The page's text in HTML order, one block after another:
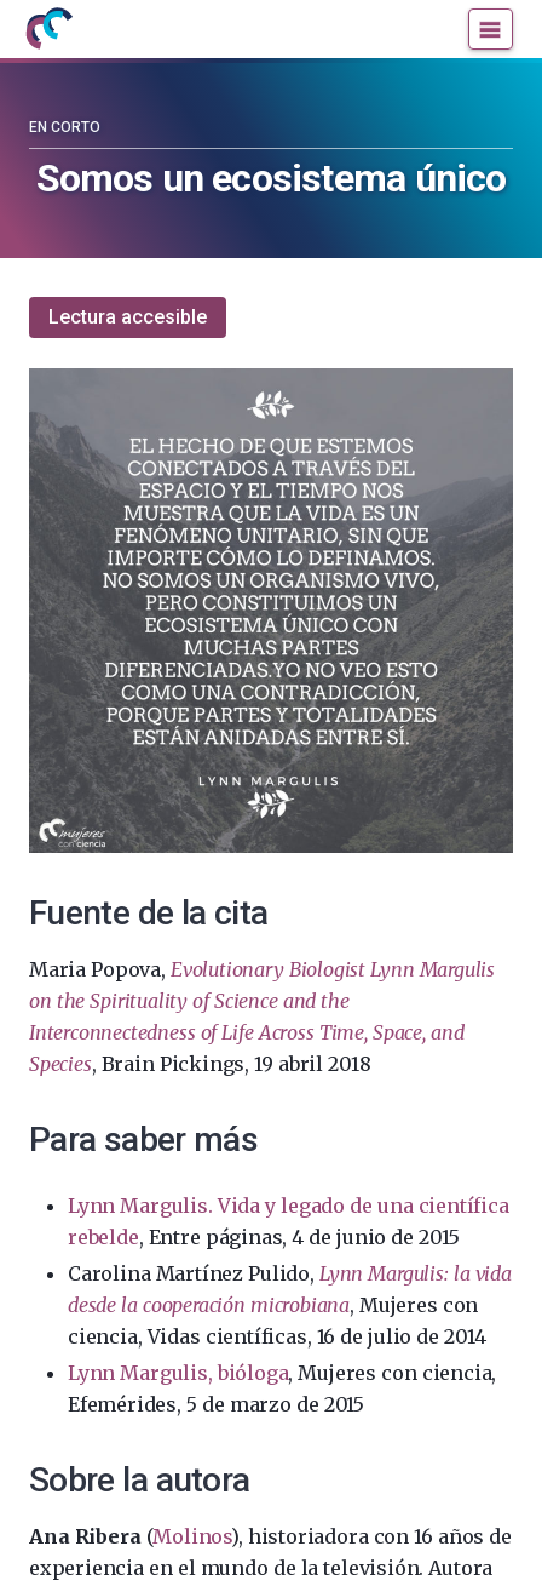
Mujeres
con
UPV/EHU
blog
UPV/EHU
Somos un ecosistema único
EN CORTO
Lectura accesible
Fuente de la cita
Maria Popova, Evolutionary Biologist Lynn Margulis
on the Spirituality of Science and the
Interconnectedness of Life Across Time, Space, and
Species, Brain Pickings, 19 abril 2018
Para saber más
Lynn Margulis. Vida y legado de una científica
rebelde, Entre páginas, 4 de junio de 2015
Carolina Martínez Pulido, Lynn Margulis: la vida
desde la cooperación microbiana, Mujeres con
ciencia, Vidas científicas, 16 de julio de 2014
Lynn Margulis, bióloga, Mujeres con ciencia,
Efemérides, 5 de marzo de 2015
Sobre la autora
Ana Ribera(Molinos), historiadora con 16 años de
experiencia en el mundo de la televisión. Autora